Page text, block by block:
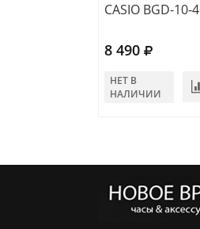
CASIO BGD-10-4
8 490
НЕТ В
НАЛИЧИИ